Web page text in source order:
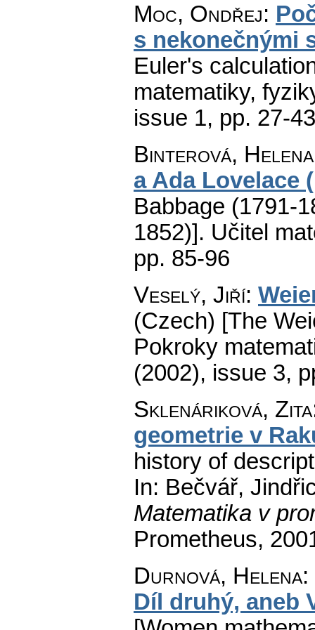
Moc, Ondřej:
s nekonečnými
Euler's
matematiky,
issue 1, pp. 27-43
Binterová, Helena
a Ada Lovelace
Babbage (1791-
1852)]. Učitel
pp. 85-96
Veselý, Jiří:
(Czech) [The
Pokroky
(2002), issue 3,
Sklenáriková, Zita
geometrie v
history of
In: Bečvář,
Matematika v
Prometheus,
Durnová, Helena:
Díl druhý, aneb